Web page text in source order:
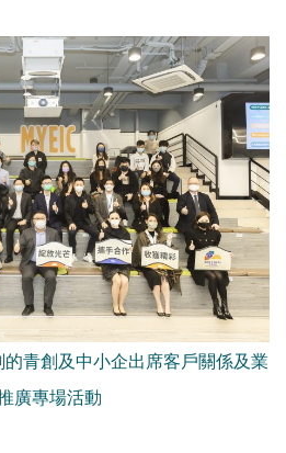
青創及中小企出席客戶關係及業
廣專場活動